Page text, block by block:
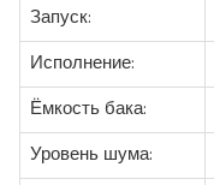
Запуск:
Исполнение:
Ёмкость бака:
Уровень шума: